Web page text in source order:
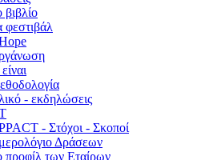
βιβλίο
φεστιβάλ
- εκδηλώσεις
- Στόχοι - Σκοποί
Δράσεων
προφίλ των Εταίρων